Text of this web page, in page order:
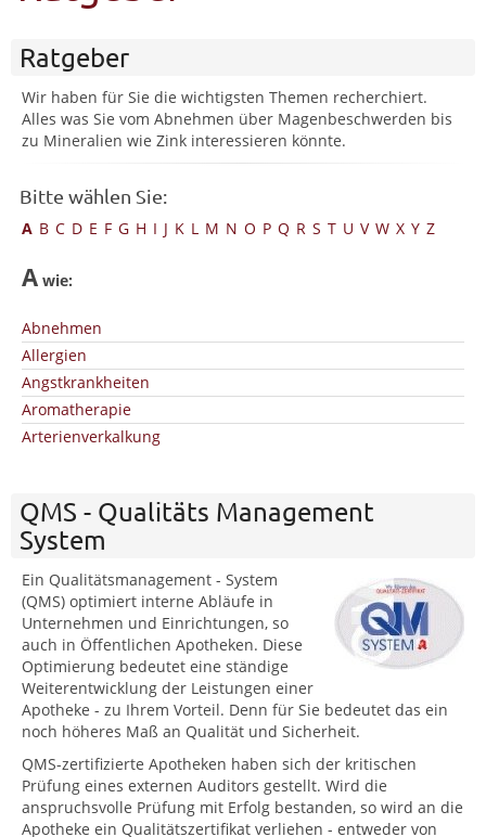
Ratgeber
Wir haben für Sie die wichtigsten Themen recherchiert.
Alles was Sie vom Abnehmen über Magenbeschwerden bis
zu Mineralien wie Zink interessieren könnte.
Bitte wählen Sie:
A B C D E F G H I J K L M N O P Q R S T U V W X Y Z
A wie:
Abnehmen
Allergien
Angstkrankheiten
Aromatherapie
Arterienverkalkung
QMS - Qualitäts Management
System
Ein Qualitätsmanagement - System
(QMS) optimiert interne Abläufe in
Unternehmen und Einrichtungen, so
auch in Öffentlichen Apotheken. Diese
Optimierung bedeutet eine ständige
Weiterentwicklung der Leistungen einer
Apotheke - zu Ihrem Vorteil. Denn für Sie bedeutet das ein
noch höheres Maß an Qualität und Sicherheit.
QMS-zertifizierte Apotheken haben sich der kritischen
Prüfung eines externen Auditors gestellt. Wird die
anspruchsvolle Prüfung mit Erfolg bestanden, so wird an die
Apotheke ein Qualitätszertifikat verliehen - entweder von